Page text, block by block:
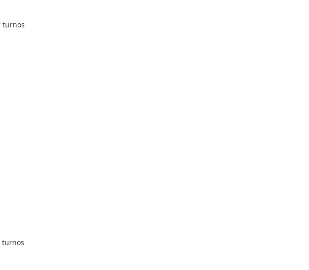
turnos
turnos